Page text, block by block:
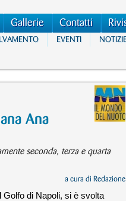
Gallerie Contatti
EVENTI
Ana
seconda, terza e quarta
a cura di Redazione
Golfo di Napoli, si è svolta